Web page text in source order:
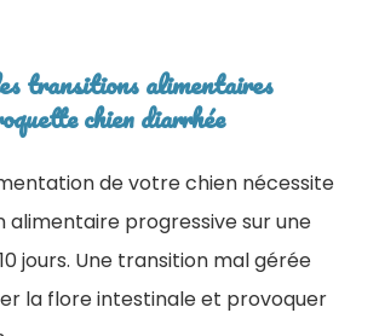
transitions alimentaires
chien diarrhée
de votre chien nécessite
alimentaire progressive sur une
jours. Une transition mal gérée
la flore intestinale et provoquer